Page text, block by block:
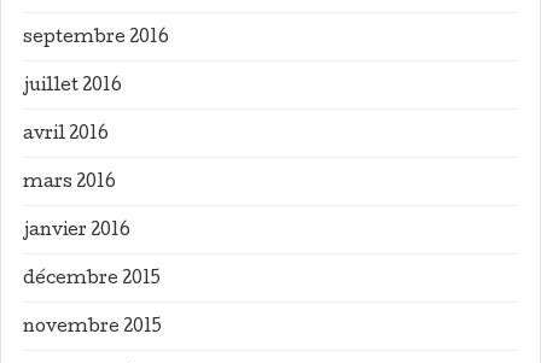
septembre 2016
juillet 2016
avril 2016
mars 2016
janvier 2016
décembre 2015
novembre 2015